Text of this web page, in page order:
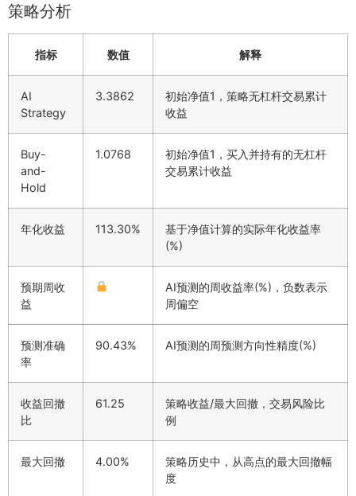
策略分析
指标 数值 解释
AI
Strategy
3.3862
初始净值1，策略无杠杆交易累计
收益
Buy-
and-
Hold
1.0768
初始净值1，买入并持有的无杠杆
交易累计收益
年化收益 113.30%
基于净值计算的实际年化收益率
(%)
预期周收
益
AI预测的周收益率(%)，负数表示
周偏空
预测准确
率
90.43% AI预测的周预测方向性精度(%)
收益回撤
比
61.25
策略收益/最大回撤，交易风险比
例
最大回撤 4.00%
策略历史中，从高点的最大回撤幅
度